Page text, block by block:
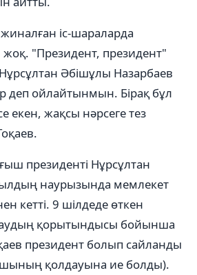
жиналған іс-шараларда
жоқ. "Президент, президент"
Нұрсұлтан Әбішұлы Назарбаев
деп ойлайтынмын. Бірақ бұл
екен, жақсы нәрсеге тез
президенті Нұрсұлтан
наурызында мемлекет
кетті. 9 шілдеде өткен
қорытындысы бойынша
президент болып сайланды
қолдауына ие болды).